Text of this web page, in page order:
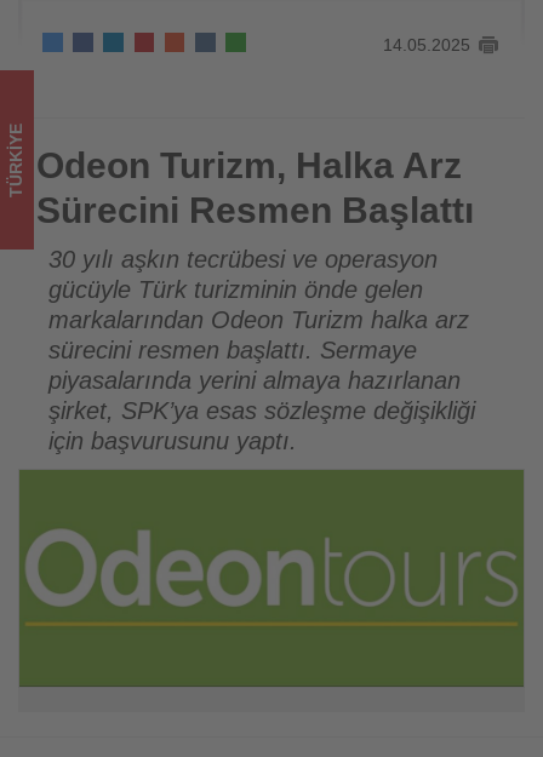
Tourexpi,
sizler
için
turizmde
olup
bitenleri
takip
ediyor!
14.05.2025
Odeon Turizm, Halka Arz Sürecini Resmen Başlattı
TÜRKIYE Odeon Turizm, Halka Arz
Sürecini Resmen Başlattı
30 yılı aşkın tecrübesi ve operasyon
gücüyle Türk turizminin önde gelen
markalarından Odeon Turizm halka arz
sürecini resmen başlattı. Sermaye
piyasalarında yerini almaya hazırlanan
şirket, SPK’ya esas sözleşme değişikliği
için başvurusunu yaptı.